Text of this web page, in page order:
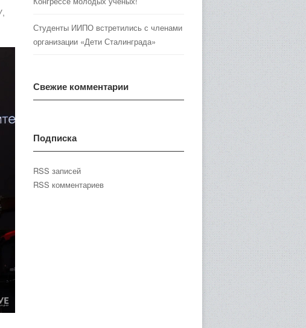
Студенты ИИПО встретились с членами
организации «Дети Сталинграда»
Свежие комментарии
Подписка
RSS записей
RSS комментариев